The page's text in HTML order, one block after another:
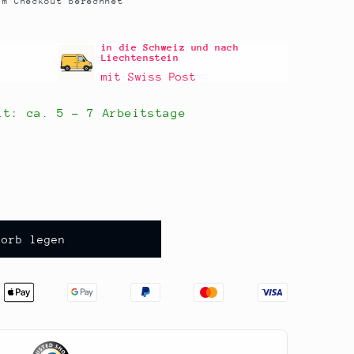
in die Schweiz und nach
Liechtenstein
mit Swiss Post
ca. 5 - 7 Arbeitstage
legen